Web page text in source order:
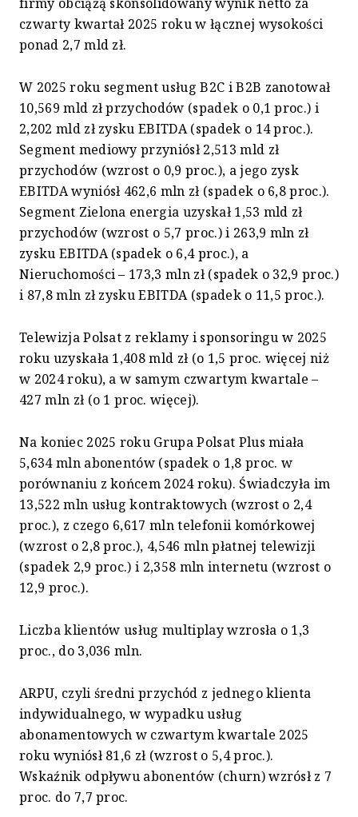
czwarty kwartał 2025 roku w łącznej wysokości
ponad 2,7 mld zł.
W 2025 roku segment usług B2C i B2B zanotował
10,569 mld zł przychodów (spadek o 0,1 proc.) i
2,202 mld zł zysku EBITDA (spadek o 14 proc.).
Segment mediowy przyniósł 2,513 mld zł
przychodów (wzrost o 0,9 proc.), a jego zysk
EBITDA wyniósł 462,6 mln zł (spadek o 6,8 proc.).
Segment Zielona energia uzyskał 1,53 mld zł
przychodów (wzrost o 5,7 proc.) i 263,9 mln zł
zysku EBITDA (spadek o 6,4 proc.), a
Nieruchomości – 173,3 mln zł (spadek o 32,9 proc.)
i 87,8 mln zł zysku EBITDA (spadek o 11,5 proc.).
Telewizja Polsat z reklamy i sponsoringu w 2025
roku uzyskała 1,408 mld zł (o 1,5 proc. więcej niż
w 2024 roku), a w samym czwartym kwartale –
427 mln zł (o 1 proc. więcej).
Na koniec 2025 roku Grupa Polsat Plus miała
5,634 mln abonentów (spadek o 1,8 proc. w
porównaniu z końcem 2024 roku). Świadczyła im
13,522 mln usług kontraktowych (wzrost o 2,4
proc.), z czego 6,617 mln telefonii komórkowej
(wzrost o 2,8 proc.), 4,546 mln płatnej telewizji
(spadek 2,9 proc.) i 2,358 mln internetu (wzrost o
12,9 proc.).
Liczba klientów usług multiplay wzrosła o 1,3
proc., do 3,036 mln.
ARPU, czyli średni przychód z jednego klienta
indywidualnego, w wypadku usług
abonamentowych w czwartym kwartale 2025
roku wyniósł 81,6 zł (wzrost o 5,4 proc.).
Wskaźnik odpływu abonentów (churn) wzrósł z 7
proc. do 7,7 proc.